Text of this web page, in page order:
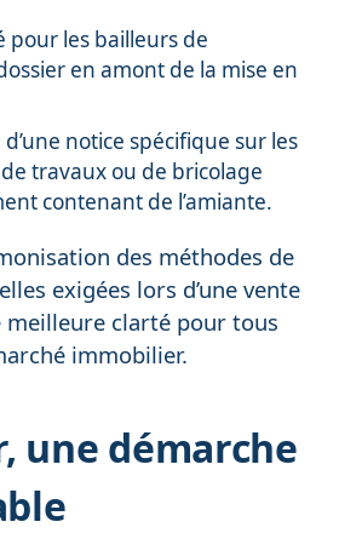
pour les bailleurs de
en amont de la mise en
notice spécifique sur les
travaux ou de bricolage
contenant de l’amiante.
des méthodes de
exigées lors d’une vente
clarté pour tous
immobilier.
une démarche